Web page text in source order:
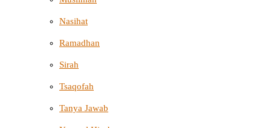
Nasihat
Ramadhan
Sirah
Tsaqofah
Tanya Jawab